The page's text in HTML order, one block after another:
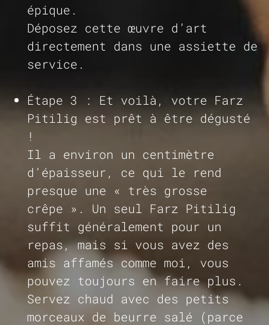
épique.
Déposez cette œuvre d’art
directement dans une assiette de
service.
Étape 3 : Et voilà, votre Farz
Pitilig est prêt à être dégusté
!
Il a environ un centimètre
d’épaisseur, ce qui le rend
presque une « très grosse
crêpe ». Un seul Farz Pitilig
suffit généralement pour un
repas, mais si vous avez des
amis affamés comme moi, vous
pouvez toujours en faire plus.
Servez chaud avec des petits
morceaux de beurre salé (parce